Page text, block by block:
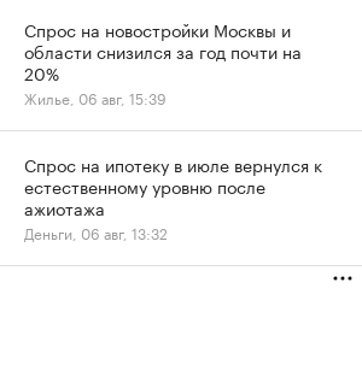
Спрос на новостройки Москвы и
области снизился за год почти на
20%
Жилье, 06 авг, 15:39
Спрос на ипотеку в июле вернулся к
естественному уровню после
ажиотажа
Деньги, 06 авг, 13:32